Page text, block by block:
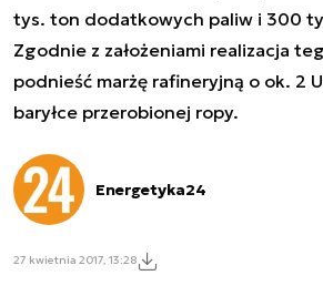
tys. ton dodatkowych paliw i 300
Zgodnie z założeniami realizacja
podnieść marżę rafineryjną o ok. 2
baryłce przerobionej ropy.
Energetyka24
27 kwietnia 2017, 13:28